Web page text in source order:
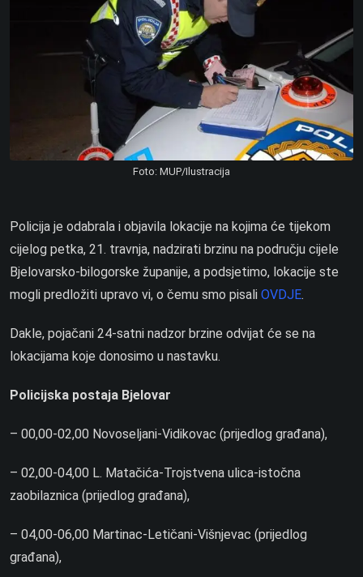
Foto: MUP/Ilustracija
Policija je odabrala i objavila lokacije na kojima će tijekom
cijelog petka, 21. travnja, nadzirati brzinu na području cijele
Bjelovarsko-bilogorske županije, a podsjetimo, lokacije ste
mogli predložiti upravo vi, o čemu smo pisali OVDJE.
Dakle, pojačani 24-satni nadzor brzine odvijat će se na
lokacijama koje donosimo u nastavku.
Policijska postaja Bjelovar
– 00,00-02,00 Novoseljani-Vidikovac (prijedlog građana),
– 02,00-04,00 L. Matačića-Trojstvena ulica-istočna
zaobilaznica (prijedlog građana),
– 04,00-06,00 Martinac-Letičani-Višnjevac (prijedlog
građana),